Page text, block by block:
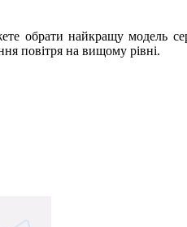
обрати найкращу модель
повітря на вищому рівні.